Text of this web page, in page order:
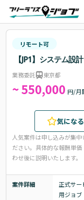
リモート可
【JP1】システム設
業務委託 東京都
~ 550,000 円/月
気になる
人気案件は申し込みが集
ださい。 具体的な報酬単
わせ後に説明いたします。
案件詳細
正式サー
用ジョ